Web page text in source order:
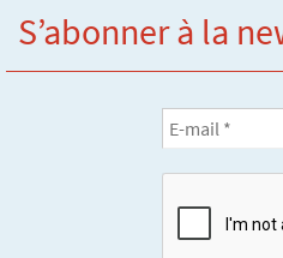
S’abonner à la